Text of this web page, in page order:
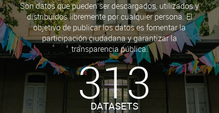
Son datos que pueden ser descargados, utilizados y
distribuidos libremente por cualquier persona. El
objetivo de publicar los datos es fomentar la
participación ciudadana y garantizar la
transparencia pública.
313
DATASETS